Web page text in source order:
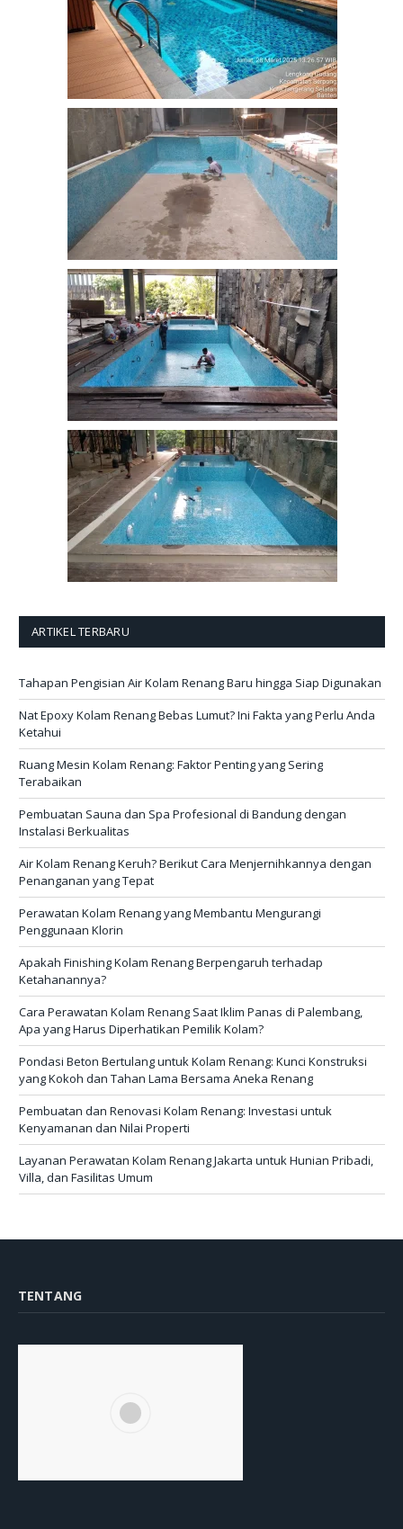
ARTIKEL TERBARU
Tahapan Pengisian Air Kolam Renang Baru hingga Siap Digunakan
Nat Epoxy Kolam Renang Bebas Lumut? Ini Fakta yang Perlu Anda
Ketahui
Ruang Mesin Kolam Renang: Faktor Penting yang Sering
Terabaikan
Pembuatan Sauna dan Spa Profesional di Bandung dengan
Instalasi Berkualitas
Air Kolam Renang Keruh? Berikut Cara Menjernihkannya dengan
Penanganan yang Tepat
Perawatan Kolam Renang yang Membantu Mengurangi
Penggunaan Klorin
Apakah Finishing Kolam Renang Berpengaruh terhadap
Ketahanannya?
Cara Perawatan Kolam Renang Saat Iklim Panas di Palembang,
Apa yang Harus Diperhatikan Pemilik Kolam?
Pondasi Beton Bertulang untuk Kolam Renang: Kunci Konstruksi
yang Kokoh dan Tahan Lama Bersama Aneka Renang
Pembuatan dan Renovasi Kolam Renang: Investasi untuk
Kenyamanan dan Nilai Properti
Layanan Perawatan Kolam Renang Jakarta untuk Hunian Pribadi,
Villa, dan Fasilitas Umum
TENTANG